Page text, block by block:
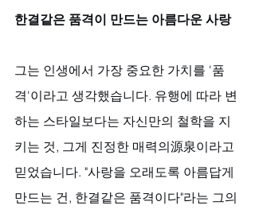
한결같은 품격이 만드는 아름다운 사랑
그는 인생에서 가장 중요한 가치를 '품
격'이라고 생각했습니다. 유행에 따라 변
하는 스타일보다는 자신만의 철학을 지
키는 것, 그게 진정한 매력의源泉이라고
믿었습니다. "사랑을 오래도록 아름답게
만드는 건, 한결같은 품격이다"라는 그의